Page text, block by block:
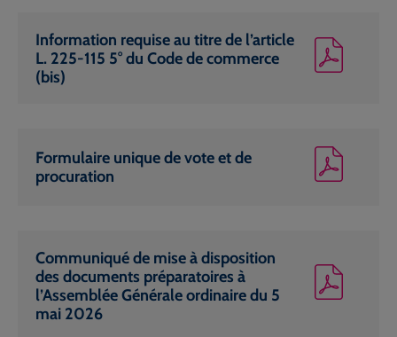
Information requise au titre de l’article
L. 225-115 5° du Code de commerce
(bis)
Formulaire unique de vote et de
procuration
Communiqué de mise à disposition
des documents préparatoires à
l’Assemblée Générale ordinaire du 5
mai 2026